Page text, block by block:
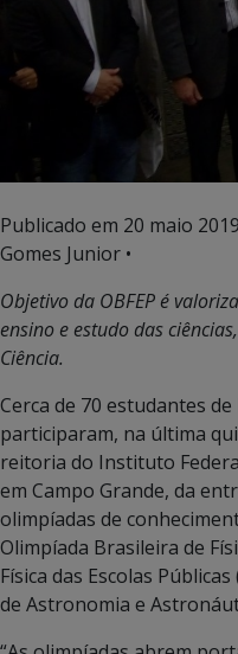
Publicado em 20 maio 2019
Gomes Junior •
Objetivo da OBFEP é
ensino e estudo das
Ciência.
Cerca de 70 estudantes
participaram, na última
reitoria do Instituto
em Campo Grande, da
olimpíadas de
Olimpíada Brasileira de
Física das Escolas
de Astronomia e